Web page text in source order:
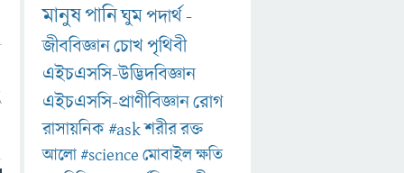
মানুষপানিঘুমপদার্থ-
জীববিজ্ঞানচোখপৃথিবী
এইচএসসি-উদ্ভিদবিজ্ঞান
এইচএসসি-প্রাণীবিজ্ঞানরোগ
রাসায়নিক#askশরীররক্ত
আলো#scienceমোবাইলক্ষতি